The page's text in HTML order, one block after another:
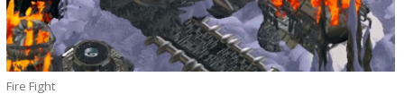
Fire Fight